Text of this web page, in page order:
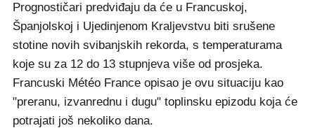
Prognostičari predviđaju da će u Francuskoj,
Španjolskoj i Ujedinjenom Kraljevstvu biti srušene
stotine novih svibanjskih rekorda, s temperaturama
koje su za 12 do 13 stupnjeva više od prosjeka.
Francuski Météo France opisao je ovu situaciju kao
"preranu, izvanrednu i dugu" toplinsku epizodu koja će
potrajati još nekoliko dana.